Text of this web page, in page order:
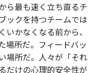
ら最も速く立ち直るチ
ックを持つチームでは
かなくなる前から、
場所だ。フィードバッ
場所だ。人々が「それ
だけの心理的安全性が